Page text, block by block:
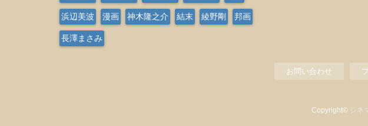
浜辺美波 漫画 神木隆之介 結末 綾野剛 邦画
長澤まさみ
お問い合わせ
Copyright© シネ